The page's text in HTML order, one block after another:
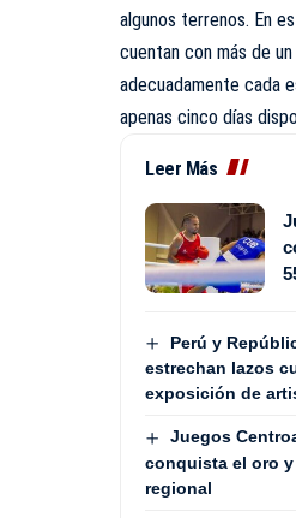
algunos terrenos. En
cuentan con más de
adecuadamente cada
apenas cinco días
Leer Más
Perú y
estrechan lazos
exposición de
Juegos
conquista el oro
regional